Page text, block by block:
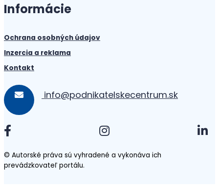
Informácie
Ochrana osobných údajov
Inzercia a reklama
Kontakt
info@podnikatelskecentrum.sk
© Autorské práva sú vyhradené a vykonáva ich
prevádzkovateľ portálu.